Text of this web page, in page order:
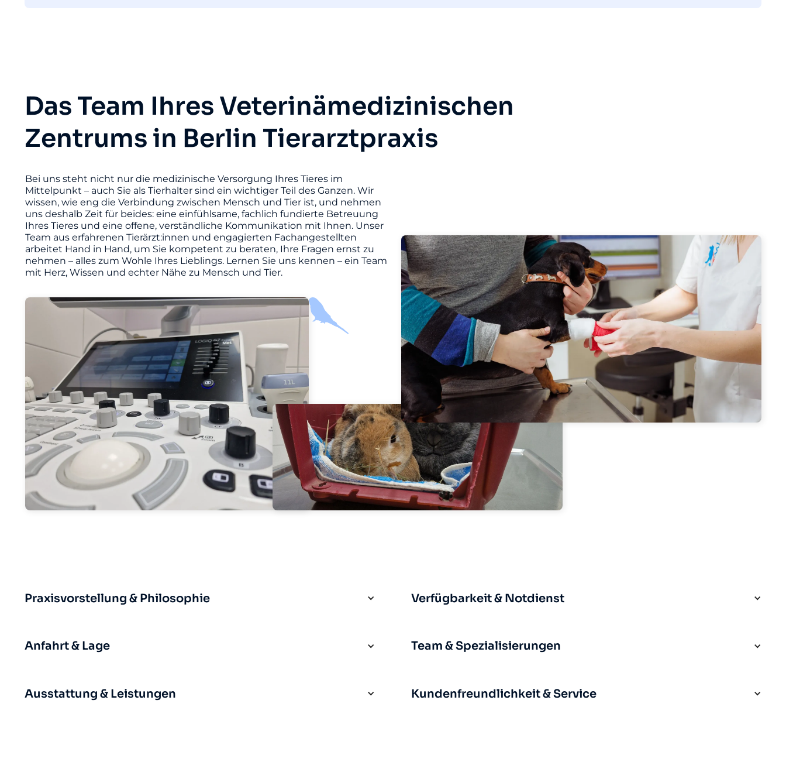
Das Team Ihres Veterinämedizinischen
Zentrums in Berlin Tierarztpraxis
Bei uns steht nicht nur die medizinische Versorgung Ihres Tieres im
Mittelpunkt – auch Sie als Tierhalter sind ein wichtiger Teil des Ganzen. Wir
wissen, wie eng die Verbindung zwischen Mensch und Tier ist, und nehmen
uns deshalb Zeit für beides: eine einfühlsame, fachlich fundierte Betreuung
Ihres Tieres und eine offene, verständliche Kommunikation mit Ihnen. Unser
Team aus erfahrenen Tierärzt:innen und engagierten Fachangestellten
arbeitet Hand in Hand, um Sie kompetent zu beraten, Ihre Fragen ernst zu
nehmen – alles zum Wohle Ihres Lieblings. Lernen Sie uns kennen – ein Team
mit Herz, Wissen und echter Nähe zu Mensch und Tier.
Praxisvorstellung & Philosophie Verfügbarkeit & Notdienst
Anfahrt & Lage Team & Spezialisierungen
Ausstattung & Leistungen Kundenfreundlichkeit & Service